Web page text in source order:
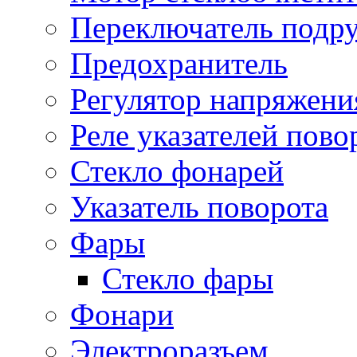
Переключатель
Предохранитель
Регулятор
Реле указателей
Стекло фонарей
Указатель поворота
Фары
Стекло фары
Фонари